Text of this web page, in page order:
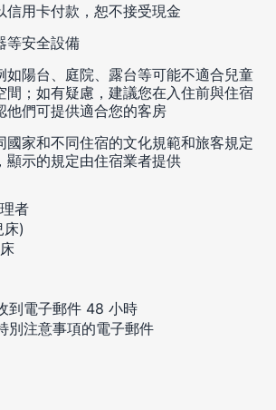
信用卡付款，恕不接受現金
等安全設備
如陽台、庭院、露台等可能不適合兒童
間；如有疑慮，建議您在入住前與住宿
他們可提供適合您的客房
國家和不同住宿的文化規範和旅客規定
顯示的規定由住宿業者提供
者
床)
到電子郵件 48 小時
別注意事項的電子郵件